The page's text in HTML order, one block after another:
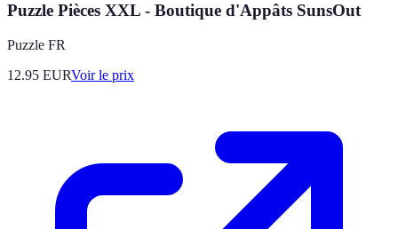
Puzzle Pièces XXL - Boutique d'Appâts SunsOut
Puzzle FR
12.95 EURVoir le prix